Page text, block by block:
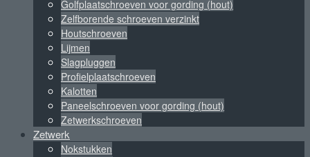
Golfplaatschroeven voor gording (hout)
Zelfborende schroeven verzinkt
Houtschroeven
Lijmen
Slagpluggen
Profielplaatschroeven
Kalotten
Paneelschroeven voor gording (hout)
Zetwerkschroeven
Zetwerk
Nokstukken